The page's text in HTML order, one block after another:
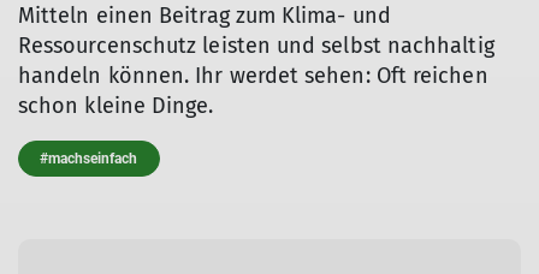
Mitteln einen Beitrag zum Klima- und
Ressourcenschutz leisten und selbst nachhaltig
handeln können. Ihr werdet sehen: Oft reichen
schon kleine Dinge.
#machseinfach